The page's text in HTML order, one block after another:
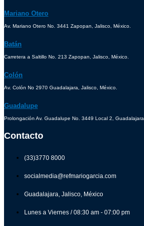
Mariano Otero
Av. Mariano Otero No. 3441 Zapopan, Jalisco, México.
Batán
Carretera a Saltillo No. 213 Zapopan, Jalisco, México.
Colón
Av. Colón No 2970 Guadalajara, Jalisco, México.
Guadalupe
Prolongación Av. Guadalupe No. 3449 Local 2,
Contacto
(33)3770 8000
socialmedia@refmariogarcia.com
Guadalajara, Jalisco, México
Lunes a Viernes / 08:30 am - 07:00 pm